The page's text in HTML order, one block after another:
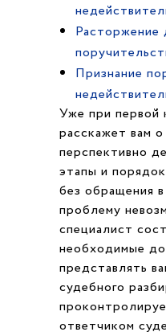
Расторжение
Признание
Уже при первой
расскажет вам
перспективно
этапы и
без обращения
проблему
специалист
необходимые
представлять
судебного
ответчиком